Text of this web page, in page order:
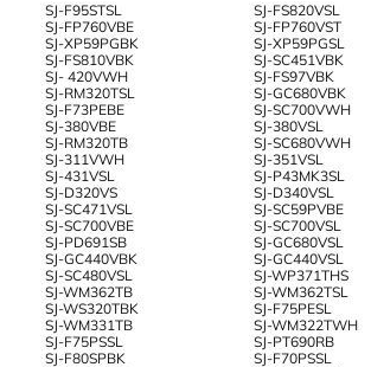
SJ-F95STSL SJ-FS820VSL
SJ-FP760VBE SJ-FP760VST
SJ-XP59PGBK SJ-XP59PGSL
SJ-FS810VBK SJ-SC451VBK
SJ- 420VWH SJ-FS97VBK
SJ-RM320TSL SJ-GC680VBK
SJ-F73PEBE SJ-SC700VWH
SJ-380VBE SJ-380VSL
SJ-RM320TB SJ-SC680VWH
SJ-311VWH SJ-351VSL
SJ-431VSL SJ-P43MK3SL
SJ-D320VS SJ-D340VSL
SJ-SC471VSL SJ-SC59PVBE
SJ-SC700VBE SJ-SC700VSL
SJ-PD691SB SJ-GC680VSL
SJ-GC440VBK SJ-GC440VSL
SJ-SC480VSL SJ-WP371THS
SJ-WM362TB SJ-WM362TSL
SJ-WS320TBK SJ-F75PESL
SJ-WM331TB SJ-WM322TWH
SJ-F75PSSL SJ-PT690RB
SJ-F80SPBK SJ-F70PSSL